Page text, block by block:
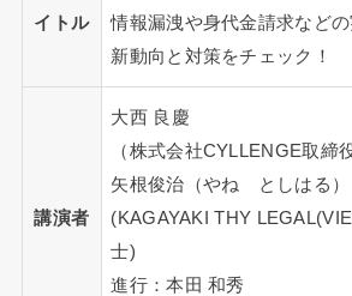
イトル
情報漏洩や身代金請求など
新動向と対策をチェック！
講演者
大西 良慶
（株式会社CYLLENGE取締役
矢根俊治（やね としはる）
(KAGAYAKI THY
士)
進行：本田 和秀